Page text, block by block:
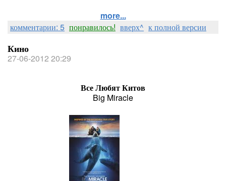
more...
комментарии: 5 понравилось! вверх^ к полной версии
Кино
27-06-2012 20:29
Все Любят Китов
Big Miracle